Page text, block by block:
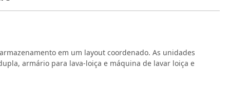
em um layout coordenado. As unidades
armário para lava-loiça e máquina de lavar loiça e